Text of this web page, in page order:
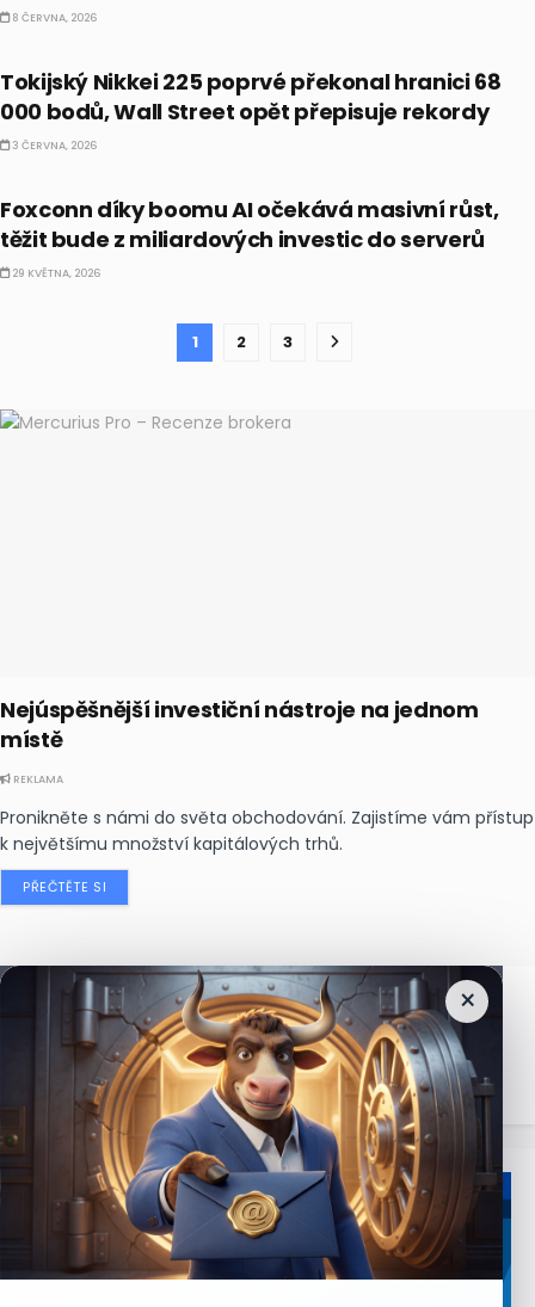
8 ČERVNA, 2026
Tokijský Nikkei 225 poprvé překonal hranici 68
000 bodů, Wall Street opět přepisuje rekordy
3 ČERVNA, 2026
Foxconn díky boomu AI očekává masivní růst,
těžit bude z miliardových investic do serverů
29 KVĚTNA, 2026
1 2 3
Nejúspěšnější investiční nástroje na jednom
místě
REKLAMA
Pronikněte s námi do světa obchodování. Zajistíme vám přístup
k největšímu množství kapitálových trhů.
PŘEČTĚTE SI
×
Nejčtenějšízprávy